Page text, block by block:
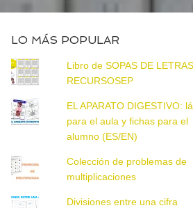
LO MÁS POPULAR
Libro de SOPAS DE
RECURSOSEP
EL APARATO DIGESTIVO:
para el aula y fichas para el
alumno (ES/EN)
Colección de problemas de
multiplicaciones
Divisiones entre una cifra